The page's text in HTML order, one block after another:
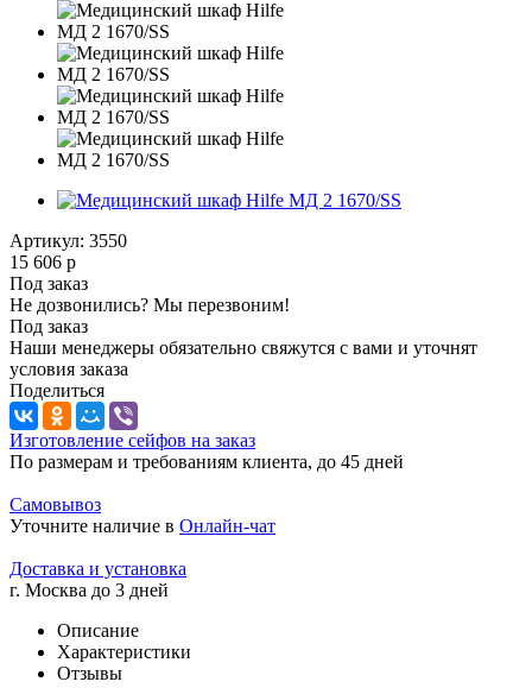
Артикул: 3550
15 606 р
Под заказ
Не дозвонились? Мы перезвоним!
Под заказ
Наши менеджеры обязательно свяжутся с вами и уточнят
условия заказа
Поделиться
Изготовление сейфов на заказ
По размерам и требованиям клиента, до 45 дней
Самовывоз
Уточните наличие в Онлайн-чат
Доставка и установка
г. Москва до 3 дней
Описание
Характеристики
Отзывы